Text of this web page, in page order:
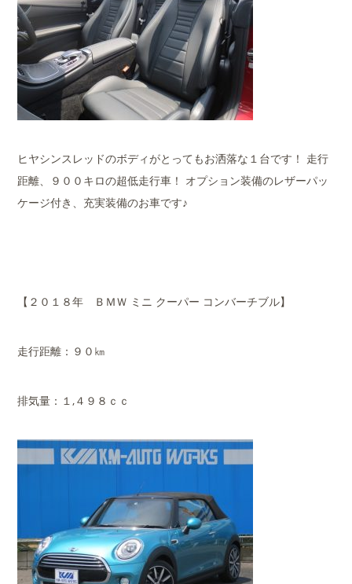
ヒヤシンスレッドのボディがとってもお洒落な１台です！ 走行
距離、９００キロの超低走行車！ オプション装備のレザーパッ
ケージ付き、充実装備のお車です♪
【２０１８年 ＢＭＷ ミニ クーパー コンバーチブル】
走行距離：９０㎞
排気量：１,４９８ｃｃ